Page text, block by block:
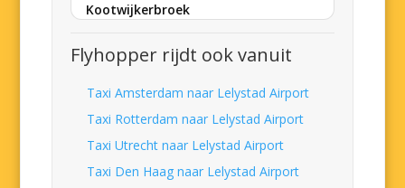
Kootwijkerbroek
Flyhopper rijdt ook vanuit
Taxi Amsterdam naar Lelystad Airport
Taxi Rotterdam naar Lelystad Airport
Taxi Utrecht naar Lelystad Airport
Taxi Den Haag naar Lelystad Airport